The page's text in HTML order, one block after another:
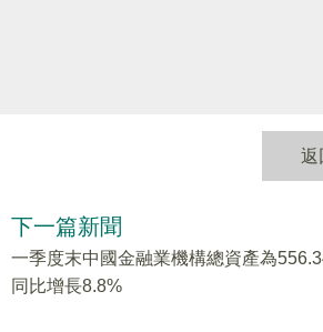
返
下一篇新聞
一季度末中國金融業機構總資產為
同比增長8.8%